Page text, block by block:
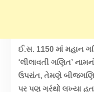
ઈ.સ. 1150 માં મહાન
‘લીલાવતી ગણિત’
ઉપરાંત, તેમણે
પર પણ ગ્રંથો લખ્યા